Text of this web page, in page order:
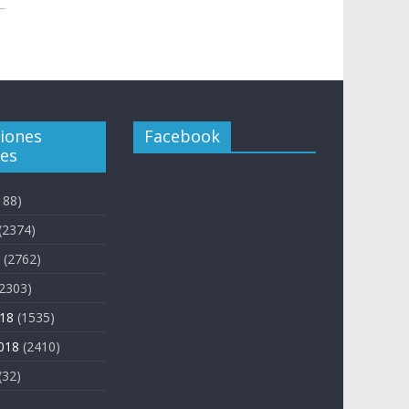
(2762)
(1535)
(2410)
Facebook